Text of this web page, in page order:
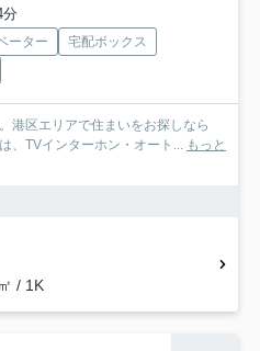
分
ーター
宅配ボックス
港区エリアで住まいをお探しなら
、TVインターホン・オート... もっと
/ 1K